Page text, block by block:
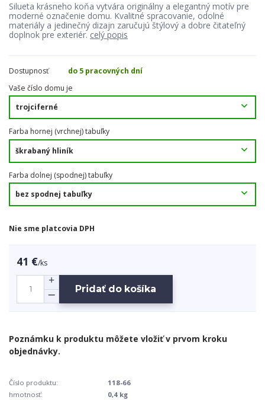
Silueta krásneho koňa vytvára originálny a elegantný motív pre
moderné označenie domu. Kvalitné spracovanie, odolné
materiály a jedinečný dizajn zaručujú štýlový a dobre čitateľný
doplnok pre exteriér. celý popis
Dostupnosť
do 5 pracovných dní
Vaše číslo domu je
Farba hornej (vrchnej) tabuľky
Farba dolnej (spodnej) tabuľky
Nie sme platcovia DPH
41 €/ks
Pridať do košíka
Číslo produktu:
118-66
hmotnosť:
0,4 kg